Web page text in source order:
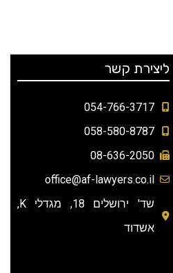
ליצירת קשר
054-766-3717
058-580-8787
08-636-2050
office@af-lawyers.co.il
שד' ירושלים 18, מגדלי K,
אשדוד